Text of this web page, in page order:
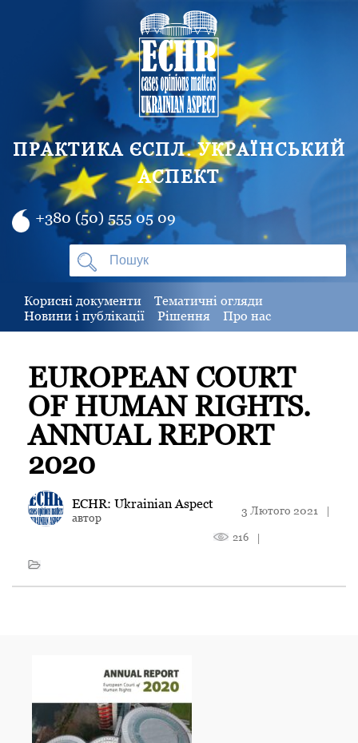
ПРАКТИКА ЄСПЛ. УКРАЇНСЬКИЙ
АСПЕКТ
+380 (50) 555 05 09
Корисні документи
Тематичні огляди
Новини і публікації
Рішення Про нас
EUROPEAN COURT
OF HUMAN RIGHTS.
ANNUAL REPORT
2020
ECHR: Ukrainian Aspect
автор
3 Лютого 2021 |
216 |